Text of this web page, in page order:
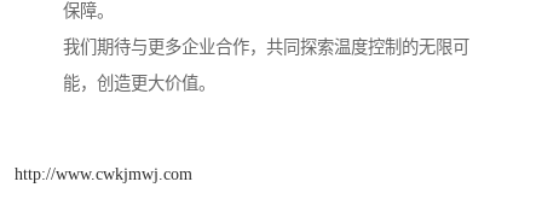
保障。
我们期待与更多企业合作，共同探索温度控制的无限可
能，创造更大价值。
http://www.cwkjmwj.com